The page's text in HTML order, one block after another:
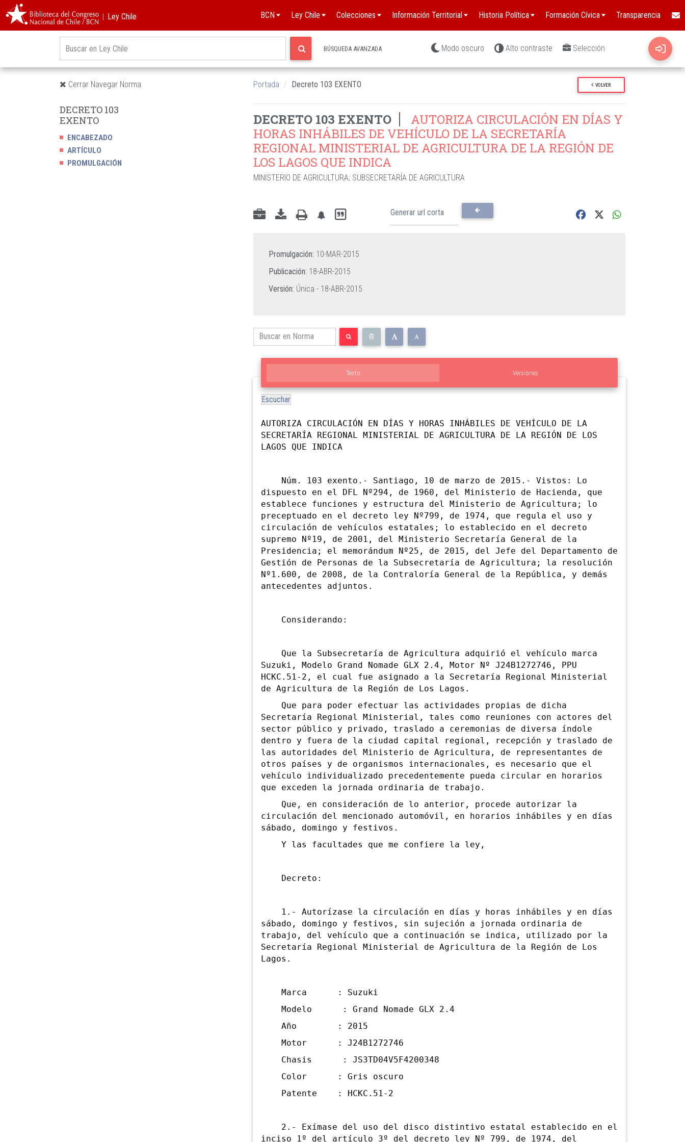
︱Ley Chile BCN Ley Chile Colecciones Información Territorial Historia Política Formación Cívica Transparencia
BÚSQUEDA AVANZADA Modo oscuro Alto contraste Selección
Cerrar Navegar Norma Portada Decreto 103 EXENTO VOLVER
DECRETO 103
EXENTO
ENCABEZADO
ARTÍCULO
PROMULGACIÓN
DECRETO 103 EXENTO
AUTORIZA CIRCULACIÓN EN DÍAS Y
HORAS INHÁBILES DE VEHÍCULO DE LA SECRETARÍA
REGIONAL MINISTERIAL DE AGRICULTURA DE LA REGIÓN DE
LOS LAGOS QUE INDICA
MINISTERIO DE AGRICULTURA; SUBSECRETARÍA DE AGRICULTURA
Promulgación: 10-MAR-2015
Publicación: 18-ABR-2015
Versión: Única - 18-ABR-2015
Texto Versiones
Escuchar
AUTORIZA CIRCULACIÓN EN DÍAS Y HORAS INHÁBILES DE VEHÍCULO DE LA
SECRETARÍA REGIONAL MINISTERIAL DE AGRICULTURA DE LA REGIÓN DE LOS
LAGOS QUE INDICA
Núm. 103 exento.- Santiago, 10 de marzo de 2015.- Vistos: Lo
dispuesto en el DFL Nº294, de 1960, del Ministerio de Hacienda, que
establece funciones y estructura del Ministerio de Agricultura; lo
preceptuado en el decreto ley Nº799, de 1974, que regula el uso y
circulación de vehículos estatales; lo establecido en el decreto
supremo Nº19, de 2001, del Ministerio Secretaría General de la
Presidencia; el memorándum Nº25, de 2015, del Jefe del Departamento de
Gestión de Personas de la Subsecretaría de Agricultura; la resolución
Nº1.600, de 2008, de la Contraloría General de la República, y demás
antecedentes adjuntos.
Considerando:
Que la Subsecretaría de Agricultura adquirió el vehículo marca
Suzuki, Modelo Grand Nomade GLX 2.4, Motor Nº J24B1272746, PPU
HCKC.51-2, el cual fue asignado a la Secretaría Regional Ministerial
de Agricultura de la Región de Los Lagos.
Que para poder efectuar las actividades propias de dicha
Secretaría Regional Ministerial, tales como reuniones con actores del
sector público y privado, traslado a ceremonias de diversa índole
dentro y fuera de la ciudad capital regional, recepción y traslado de
las autoridades del Ministerio de Agricultura, de representantes de
otros países y de organismos internacionales, es necesario que el
vehículo individualizado precedentemente pueda circular en horarios
que exceden la jornada ordinaria de trabajo.
Que, en consideración de lo anterior, procede autorizar la
circulación del mencionado automóvil, en horarios inhábiles y en días
sábado, domingo y festivos.
Y las facultades que me confiere la ley,
Decreto:
1.- Autorízase la circulación en días y horas inhábiles y en días
sábado, domingo y festivos, sin sujeción a jornada ordinaria de
trabajo, del vehículo que a continuación se indica, utilizado por la
Secretaría Regional Ministerial de Agricultura de la Región de Los
Lagos.
Marca : Suzuki
Modelo : Grand Nomade GLX 2.4
Año : 2015
Motor : J24B1272746
Chasis : JS3TD04V5F4200348
Color : Gris oscuro
Patente : HCKC.51-2
2.- Exímase del uso del disco distintivo estatal establecido en el
inciso 1º del artículo 3º del decreto ley Nº 799, de 1974, del